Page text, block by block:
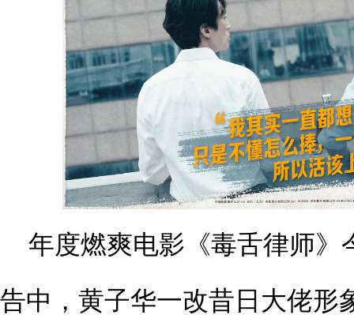
年度燃爽电影《毒舌律师》
告中，黄子华一改昔日大佬形